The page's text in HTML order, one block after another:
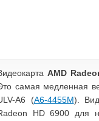
AMD
самая медленная
A6 (A6-4455M).
HD 6900 для